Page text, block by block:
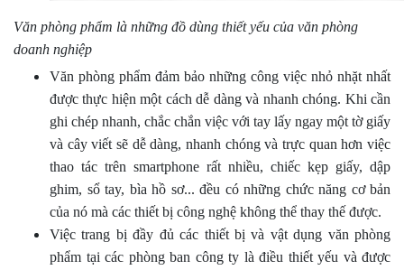
Văn phòng phẩm là những đồ dùng thiết yếu của văn phòng
doanh nghiệp
Văn phòng phẩm đảm bảo những công việc nhỏ nhặt nhất
được thực hiện một cách dễ dàng và nhanh chóng. Khi cần
ghi chép nhanh, chắc chắn việc với tay lấy ngay một tờ giấy
và cây viết sẽ dễ dàng, nhanh chóng và trực quan hơn việc
thao tác trên smartphone rất nhiều, chiếc kẹp giấy, dập
ghim, sổ tay, bìa hồ sơ... đều có những chức năng cơ bản
của nó mà các thiết bị công nghệ không thể thay thế được.
Việc trang bị đầy đủ các thiết bị và vật dụng văn phòng
phẩm tại các phòng ban công ty là điều thiết yếu và được